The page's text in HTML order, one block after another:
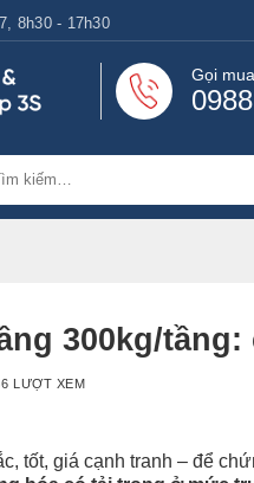
8h30 - 17h30
Gọi
300kg/
LƯỢT XEM
tốt, giá cạnh tranh – để